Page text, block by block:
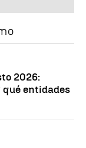
2026:
qué entidades